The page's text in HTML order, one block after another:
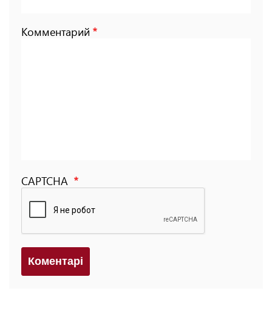
Комментарий
CAPTCHA
Коментарi